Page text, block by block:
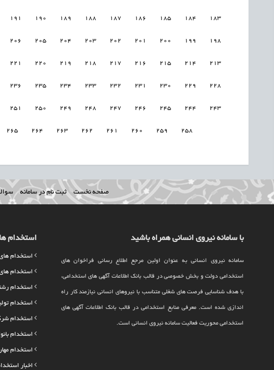
183
184
185
186
187
188
189
190
191
198
199
200
201
202
203
204
205
206
213
214
215
216
217
218
219
220
221
228
229
230
231
232
233
234
235
236
243
244
245
246
247
248
249
250
251
258
259
260
261
262
263
264
265
صفحه نخست ثبت نام در سامانه
با سامانه نیروی انسانی همراه باشید
سامانه نیروی انسانی به عنوان اولین مرجع اطلاع رسانی فراخوان های
استخدامی دولت و بخش خصوصی در قالب بانک اطلاعات آگهی های استخدامی،
با هدف شناسایی فرصت های شغلی متناسب با نیروهای انسانی نیازمند کار راه
اندازی شده است. معرفی منابع استخدامی در قالب بانک اطلاعات آگهی های
استخدامی محوریت فعالیت سامانه نیروی انسانی است.
استخدام
استخدام
استخدام
استخدام
استخدام
استخدام
استخدام
استخدام
اخبار